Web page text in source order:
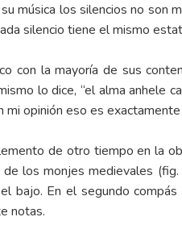
música los silencios no son
silencio tiene el mismo
con la mayoría de sus
lo dice, “el alma anhele
mi opinión eso es
de otro tiempo en la
de los monjes medievales
el bajo. En el segundo
notas.